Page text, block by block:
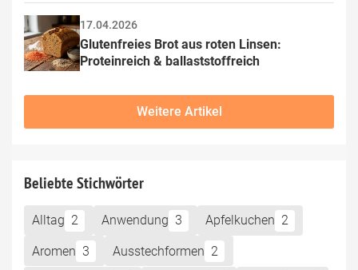
17.04.2026
Glutenfreies Brot aus roten Linsen:
Proteinreich & ballaststoffreich
Weitere Artikel
Beliebte Stichwörter
Alltag 2 Anwendung 3 Apfelkuchen 2
Aromen 3 Ausstechformen 2